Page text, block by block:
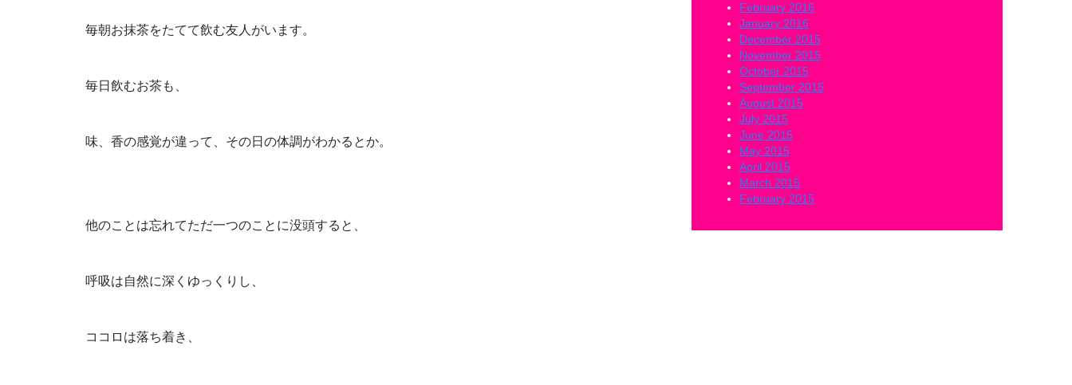
毎朝お抹茶をたてて飲む友人がいます。
毎日飲むお茶も、
味、香の感覚が違って、その日の体調がわかるとか。
他のことは忘れてただ一つのことに没頭すると、
呼吸は自然に深くゆっくりし、
ココロは落ち着き、
February 2016
January 2016
December 2015
November 2015
October 2015
September 2015
August 2015
July 2015
June 2015
May 2015
April 2015
March 2015
February 2015